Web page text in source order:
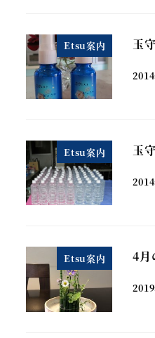
Etsu案内 玉
Etsu案内 玉
Etsu案内 4月